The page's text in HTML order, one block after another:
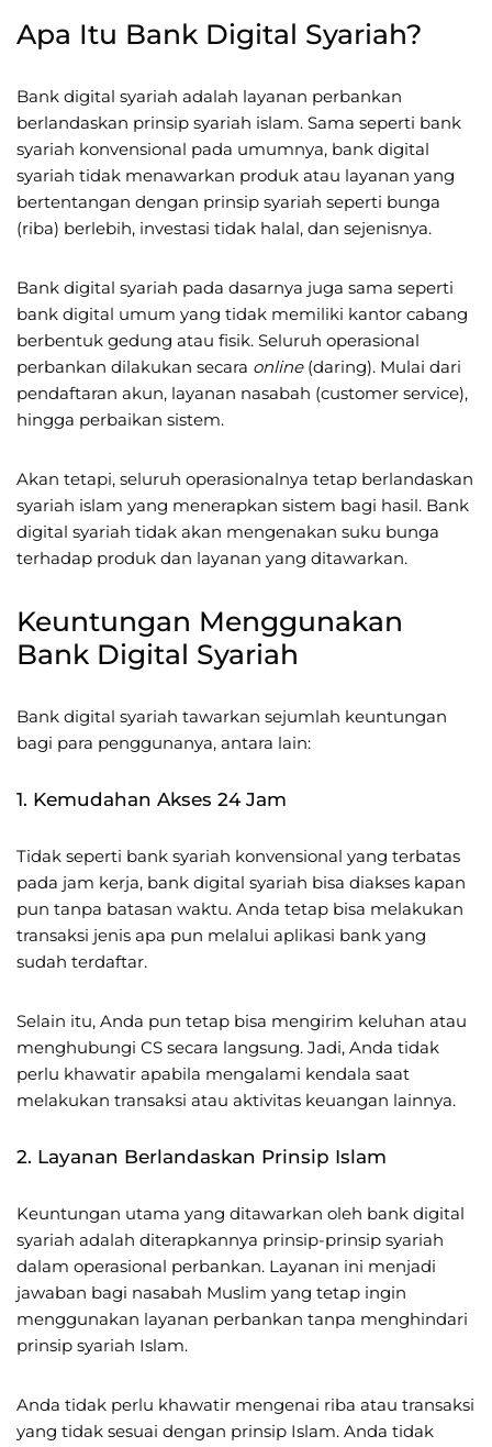
Apa Itu Bank Digital Syariah?
Bank digital syariah adalah layanan perbankan
berlandaskan prinsip syariah islam. Sama seperti bank
syariah konvensional pada umumnya, bank digital
syariah tidak menawarkan produk atau layanan yang
bertentangan dengan prinsip syariah seperti bunga
(riba) berlebih, investasi tidak halal, dan sejenisnya.
Bank digital syariah pada dasarnya juga sama seperti
bank digital umum yang tidak memiliki kantor cabang
berbentuk gedung atau fisik. Seluruh operasional
perbankan dilakukan secara online (daring). Mulai dari
pendaftaran akun, layanan nasabah (customer service),
hingga perbaikan sistem.
Akan tetapi, seluruh operasionalnya tetap berlandaskan
syariah islam yang menerapkan sistem bagi hasil. Bank
digital syariah tidak akan mengenakan suku bunga
terhadap produk dan layanan yang ditawarkan.
Keuntungan Menggunakan
Bank Digital Syariah
Bank digital syariah tawarkan sejumlah keuntungan
bagi para penggunanya, antara lain:
1. Kemudahan Akses 24 Jam
Tidak seperti bank syariah konvensional yang terbatas
pada jam kerja, bank digital syariah bisa diakses kapan
pun tanpa batasan waktu. Anda tetap bisa melakukan
transaksi jenis apa pun melalui aplikasi bank yang
sudah terdaftar.
Selain itu, Anda pun tetap bisa mengirim keluhan atau
menghubungi CS secara langsung. Jadi, Anda tidak
perlu khawatir apabila mengalami kendala saat
melakukan transaksi atau aktivitas keuangan lainnya.
2. Layanan Berlandaskan Prinsip Islam
Keuntungan utama yang ditawarkan oleh bank digital
syariah adalah diterapkannya prinsip-prinsip syariah
dalam operasional perbankan. Layanan ini menjadi
jawaban bagi nasabah Muslim yang tetap ingin
menggunakan layanan perbankan tanpa menghindari
prinsip syariah Islam.
Anda tidak perlu khawatir mengenai riba atau transaksi
yang tidak sesuai dengan prinsip Islam. Anda tidak